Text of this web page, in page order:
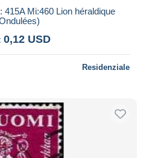
415A Mi:460 Lion héraldique
0,12 USD
Residenziale